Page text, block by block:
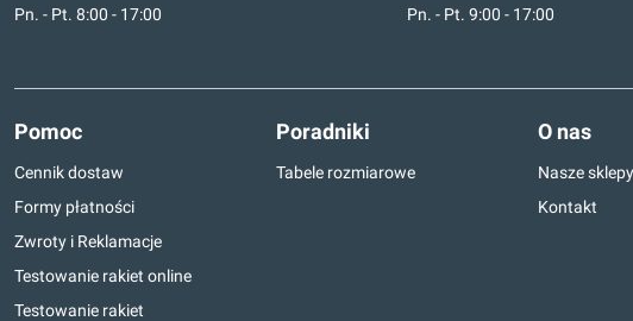
Pn. - Pt. 8:00 - 17:00
Pn. - Pt. 9:00 - 17:00
Pomoc
Cennik dostaw
Formy płatności
Zwroty i Reklamacje
Testowanie rakiet online
Testowanie rakiet
Poradniki
Tabele rozmiarowe
O nas
Nasze sklepy
Kontakt